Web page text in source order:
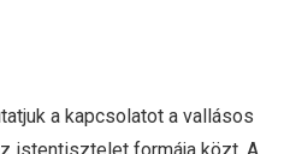
a kapcsolatot a vallásos